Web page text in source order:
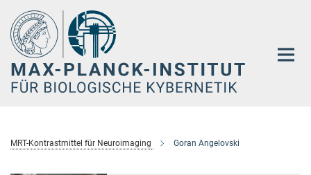
Hauptinhalt
MRT-Kontrastmittel für Neuroimaging Goran Angelovski